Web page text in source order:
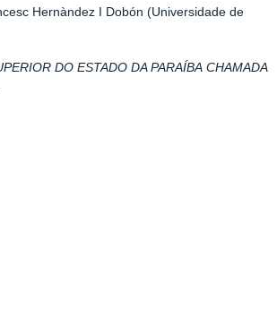
Hernàndez I Dobón (Universidade de
DO ESTADO DA PARAÍBA CHAMADA